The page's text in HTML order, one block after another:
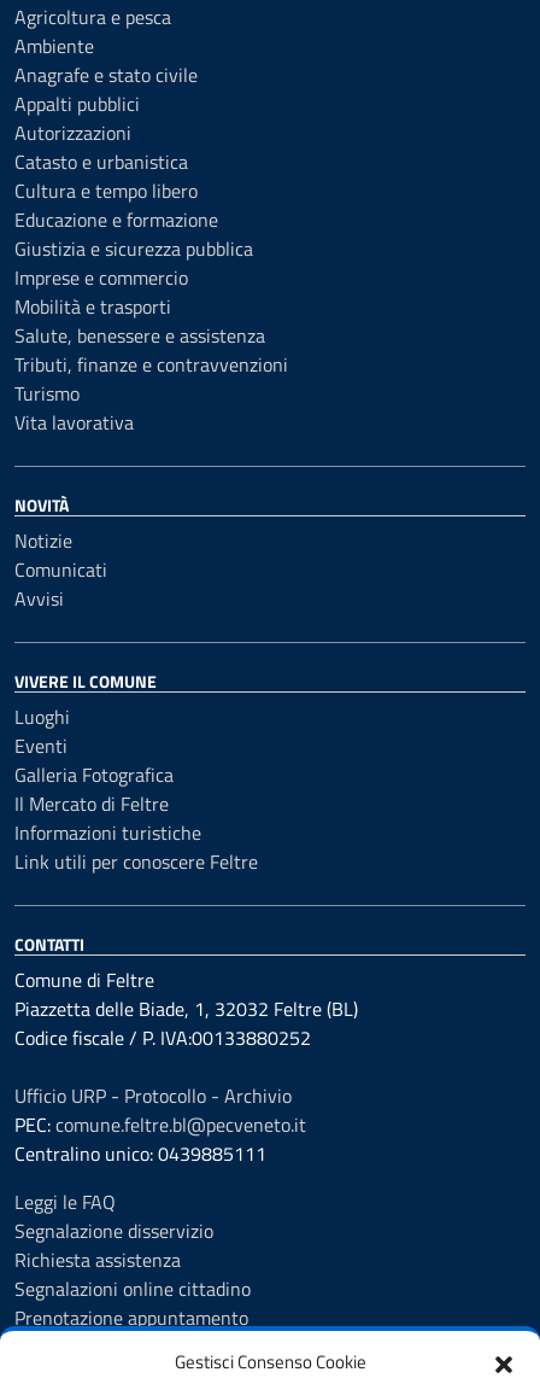
Gestisci Consenso Cookie
Agricoltura e pesca
Ambiente
Anagrafe e stato civile
Appalti pubblici
Autorizzazioni
Catasto e urbanistica
Cultura e tempo libero
Educazione e formazione
Giustizia e sicurezza pubblica
Imprese e commercio
Mobilità e trasporti
Salute, benessere e assistenza
Tributi, finanze e contravvenzioni
Turismo
Vita lavorativa
NOVITÀ
Notizie
Comunicati
Avvisi
VIVERE IL COMUNE
Luoghi
Eventi
Galleria Fotografica
Il Mercato di Feltre
Informazioni turistiche
Link utili per conoscere Feltre
CONTATTI
Comune di Feltre
Piazzetta delle Biade, 1, 32032 Feltre (BL)
Codice fiscale / P. IVA:00133880252
Ufficio URP - Protocollo - Archivio
PEC:comune.feltre.bl@pecveneto.it
Centralino unico: 0439885111
Leggi le FAQ
Segnalazione disservizio
Richiesta assistenza
Segnalazioni online cittadino
Prenotazione appuntamento